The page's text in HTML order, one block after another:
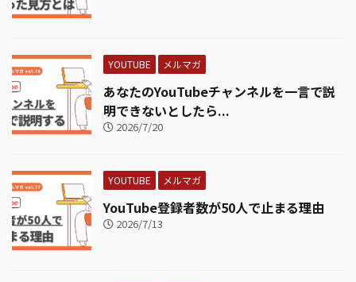
YOUTUBE メルマガ
あなたのYouTubeチャンネルを一言で説
明できないとしたら...
2026/7/20
YOUTUBE メルマガ
YouTube登録者数が50人で止まる理由
2026/7/13